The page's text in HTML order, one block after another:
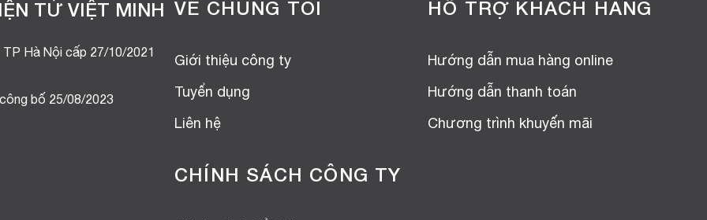
TỬ VIỆT MINH
Hà Nội cấp 27/10/2021
bố 25/08/2023
VỀ CHÚNG TÔI
Giới thiệu công ty
Tuyển dụng
Liên hệ
HỖ TRỢ KHÁCH HÀNG
Hướng dẫn mua hàng online
Hướng dẫn thanh toán
Chương trình khuyến mãi
CHÍNH SÁCH CÔNG TY